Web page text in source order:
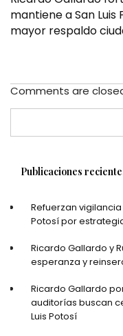
mantiene a San
mayor respaldo
Comments are
Publicaciones
Refuerzan
Potosí por
Ricardo Gallardo y
esperanza y
Ricardo Gallardo
auditorías buscan
Luis Potosí